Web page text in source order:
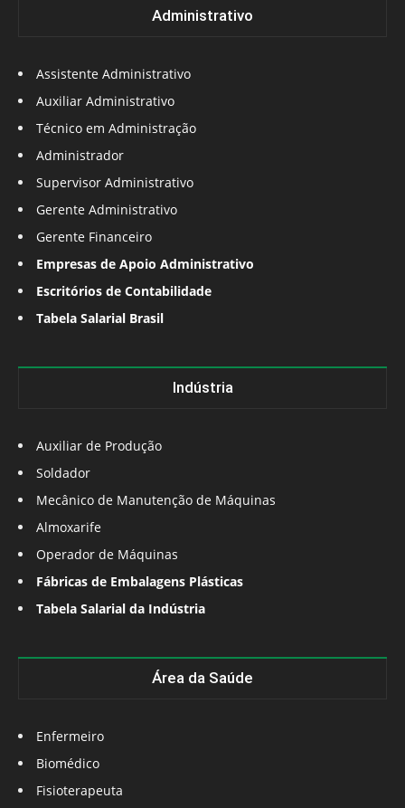
Administrativo
Assistente Administrativo
Auxiliar Administrativo
Técnico em Administração
Administrador
Supervisor Administrativo
Gerente Administrativo
Gerente Financeiro
Empresas de Apoio Administrativo
Escritórios de Contabilidade
Tabela Salarial Brasil
Indústria
Auxiliar de Produção
Soldador
Mecânico de Manutenção de Máquinas
Almoxarife
Operador de Máquinas
Fábricas de Embalagens Plásticas
Tabela Salarial da Indústria
Área da Saúde
Enfermeiro
Biomédico
Fisioterapeuta